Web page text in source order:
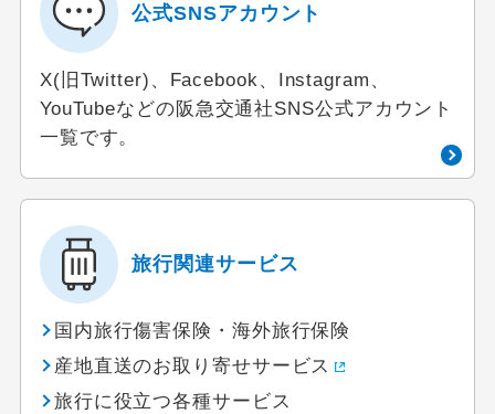
公式SNSアカウント
X(旧Twitter)、Facebook、Instagram、
YouTubeなどの阪急交通社SNS公式アカウント
一覧です。
旅行関連サービス
国内旅行傷害保険・海外旅行保険
産地直送のお取り寄せサービス
旅行に役立つ各種サービス